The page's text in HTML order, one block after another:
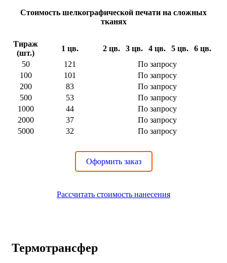
Стоимость шелкографической печати на сложных
тканях
Тираж
(шт.)
1 цв. 2 цв. 3 цв. 4 цв. 5 цв.
6 цв.
50
121
По запросу
100
101
По запросу
200
83
По запросу
500
53
По запросу
1000
44
По запросу
2000
37
По запросу
5000
32 По запросу
Оформить заказ
Рассчитать стоимость нанесения
Термотрансфер